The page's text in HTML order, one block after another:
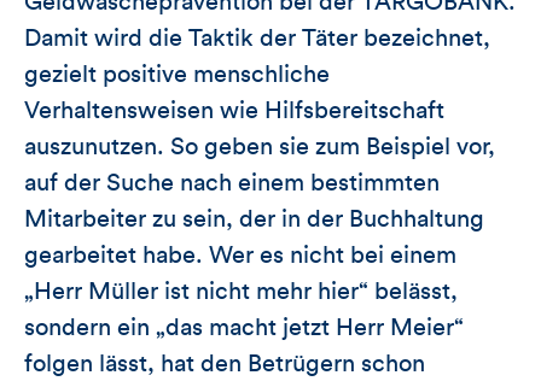
Damit wird die Taktik der Täter bezeichnet,
gezielt positive menschliche
Verhaltensweisen wie Hilfsbereitschaft
auszunutzen. So geben sie zum Beispiel vor,
auf der Suche nach einem bestimmten
Mitarbeiter zu sein, der in der Buchhaltung
gearbeitet habe. Wer es nicht bei einem
„Herr Müller ist nicht mehr hier“ belässt,
sondern ein „das macht jetzt Herr Meier“
folgen lässt, hat den Betrügern schon